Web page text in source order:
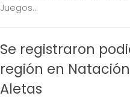
Juegos...
Se registraron
región en
Aletas